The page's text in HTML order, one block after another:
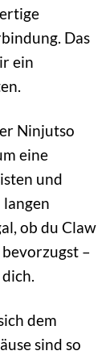
Das
ein
Ninjutso
eine
und
ob du Claw
–
dem
sind so